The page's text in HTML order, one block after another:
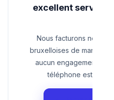
excellent service
Nous facturons nos
bruxelloises de manière
aucun engagement
téléphone est celui